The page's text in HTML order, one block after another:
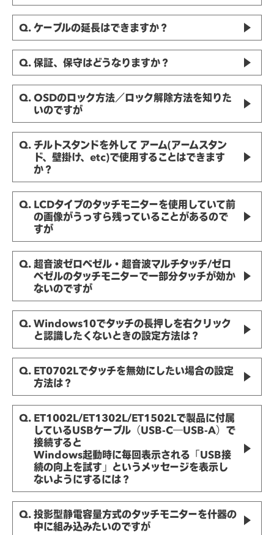
Q. ケーブルの延長はできますか？
Q. 保証、保守はどうなりますか？
Q. OSDのロック方法／ロック解除方法を知りた
いのですが
Q. チルトスタンドを外して アーム(アームスタン
ド、壁掛け、etc)で使用することはできます
か？
Q. LCDタイプのタッチモニターを使用していて前
の画像がうっすら残っていることがあるので
すが
Q. 超音波ゼロベゼル・超音波マルチタッチ/ゼロ
ベゼルのタッチモニターで一部分タッチが効か
ないのですが
Q. Windows10でタッチの長押しを右クリック
と認識したくないときの設定方法は？
Q. ET0702Lでタッチを無効にしたい場合の設定
方法は？
Q. ET1002L/ET1302L/ET1502Lで製品に付属
しているUSBケーブル（USB-C―USB-A）で
接続すると
Windows起動時に毎回表示される「USB接
続の向上を試す」というメッセージを表示し
ないようにするには？
Q. 投影型静電容量方式のタッチモニターを什器の
中に組み込みたいのですが